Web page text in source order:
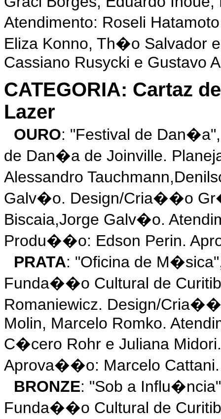
Atendimento: Roseli
Eliza Konno, Th�o
Cassiano Rusycki e Gustavo
CATEGORIA: Cartaz
Lazer
OURO: "Festival de
de Dan�a de Joinville.
Alessandro
Galv�o. Design/Cria��o
Biscaia,Jorge Galv�o.
Produ��o: Edson Perin.
PRATA: "Oficina de
Funda��o Cultural de
Romaniewicz. Design/
Molin, Marcelo Romko.
C�cero Rohr e Juliana
Aprova��o: Marcelo Cattani.
BRONZE: "Sob a
Funda��o Cultural de